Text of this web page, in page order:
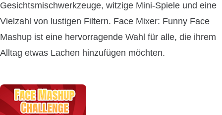
Gesichtsmischwerkzeuge, witzige Mini-Spiele und eine
Vielzahl von lustigen Filtern. Face Mixer: Funny Face
Mashup ist eine hervorragende Wahl für alle, die ihrem
Alltag etwas Lachen hinzufügen möchten.